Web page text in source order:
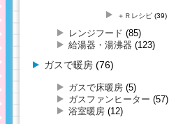
＋Ｒレシピ (39)
レンジフード (85)
給湯器・湯沸器 (123)
ガスで暖房 (76)
ガスで床暖房 (5)
ガスファンヒーター (57)
浴室暖房 (12)